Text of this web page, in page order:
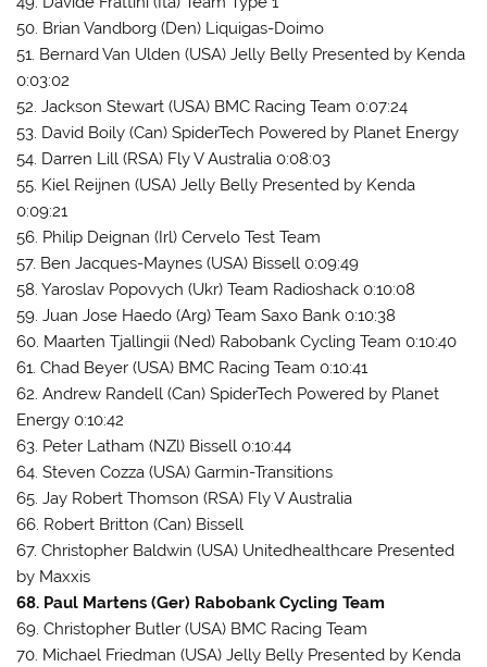
50. Brian Vandborg (Den) Liquigas-Doimo
51. Bernard Van Ulden (USA) Jelly Belly Presented by Kenda
0:03:02
52. Jackson Stewart (USA) BMC Racing Team 0:07:24
53. David Boily (Can) SpiderTech Powered by Planet Energy
54. Darren Lill (RSA) Fly V Australia 0:08:03
55. Kiel Reijnen (USA) Jelly Belly Presented by Kenda
0:09:21
56. Philip Deignan (Irl) Cervelo Test Team
57. Ben Jacques-Maynes (USA) Bissell 0:09:49
58. Yaroslav Popovych (Ukr) Team Radioshack 0:10:08
59. Juan Jose Haedo (Arg) Team Saxo Bank 0:10:38
60. Maarten Tjallingii (Ned) Rabobank Cycling Team 0:10:40
61. Chad Beyer (USA) BMC Racing Team 0:10:41
62. Andrew Randell (Can) SpiderTech Powered by Planet
Energy 0:10:42
63. Peter Latham (NZl) Bissell 0:10:44
64. Steven Cozza (USA) Garmin-Transitions
65. Jay Robert Thomson (RSA) Fly V Australia
66. Robert Britton (Can) Bissell
67. Christopher Baldwin (USA) Unitedhealthcare Presented
by Maxxis
68. Paul Martens (Ger) Rabobank Cycling Team
69. Christopher Butler (USA) BMC Racing Team
70. Michael Friedman (USA) Jelly Belly Presented by Kenda